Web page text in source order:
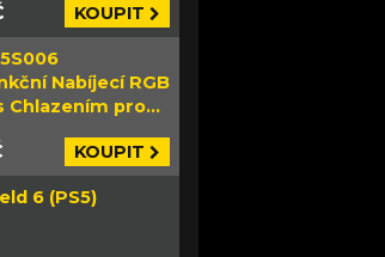
KOUPIT
Nabíjecí RGB
Chlazením pro
KOUPIT
6 (PS5)